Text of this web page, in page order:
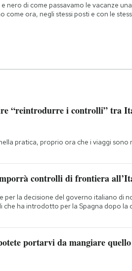
nero di come passavamo le vacanze
come ora, negli stessi posti e con le
“reintrodurre i controlli” tra
pratica, proprio ora che i viaggi sono
controlli di frontiera
per la decisione del governo italiano di
che ha introdotto per la Spagna dopo la
portarvi da mangiare